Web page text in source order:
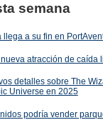
semana
llega a su fin en
atracción de caída
detalles sobre The
Universe en 2025
podría vender